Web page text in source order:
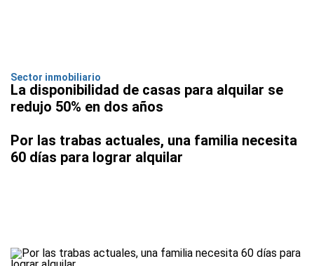
Sector inmobiliario
La disponibilidad de casas para alquilar se
redujo 50% en dos años
Por las trabas actuales, una familia necesita
60 días para lograr alquilar